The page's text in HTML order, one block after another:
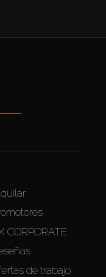
CORPORATE
de trabajo